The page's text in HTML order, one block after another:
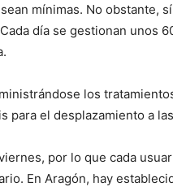
mínimas. No obstante,
día se gestionan unos
los
para el desplazamiento a
por lo que cada
En Aragón, hay